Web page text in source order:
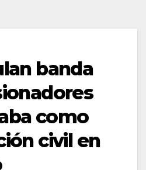
banda
como
civil en